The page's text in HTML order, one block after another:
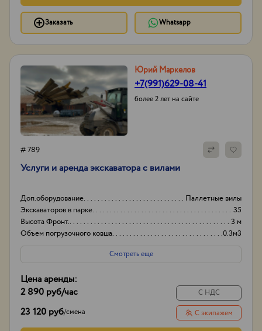
Заказать Whatsapp
Юрий Маркелов
+7(991)629-08-41
более 2 лет на сайте
# 789
Услуги и аренда экскаватора с вилами
Доп.оборудование
Паллетные вилы
Экскаваторов в парке
35
Высота Фронт.
3 м
Объем погрузочного ковша
0.3м3
Смотреть еще
Цена аренды:
2 890 руб/час
23 120 руб/смена
С НДС
С экипажем